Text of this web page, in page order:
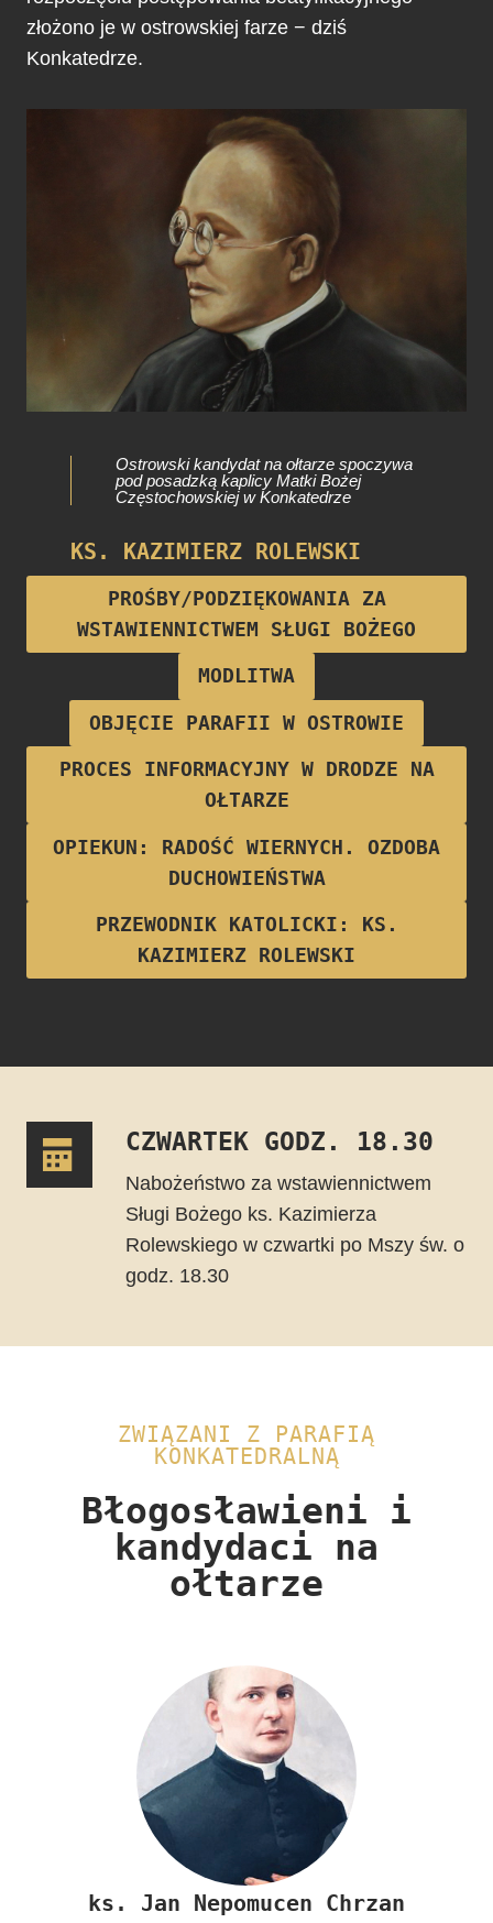
złożono je w ostrowskiej farze − dziś
Konkatedrze.
Ostrowski kandydat na ołtarze spoczywa
pod posadzką kaplicy Matki Bożej
Częstochowskiej w Konkatedrze
KS. KAZIMIERZ ROLEWSKI
Proboszcz parafii w latach 1922-1928
PROŚBY/PODZIĘKOWANIA ZA
WSTAWIENNICTWEM SŁUGI BOŻEGO
MODLITWA
OBJĘCIE PARAFII W OSTROWIE
PROCES INFORMACYJNY W DRODZE NA
OŁTARZE
OPIEKUN: RADOŚĆ WIERNYCH. OZDOBA
DUCHOWIEŃSTWA
PRZEWODNIK KATOLICKI: KS.
KAZIMIERZ ROLEWSKI
CZWARTEK GODZ. 18.30
Nabożeństwo za wstawiennictwem
Sługi Bożego ks. Kazimierza
Rolewskiego w czwartki po Mszy św. o
godz. 18.30
ZWIĄZANI Z PARAFIĄ
KONKATEDRALNĄ
Błogosławieni i
kandydaci na
ołtarze​
ks. Jan Nepomucen Chrzan